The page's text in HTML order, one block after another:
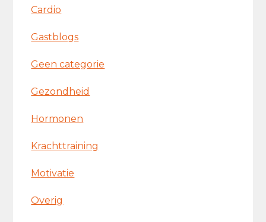
Cardio
Gastblogs
Geen categorie
Gezondheid
Hormonen
Krachttraining
Motivatie
Overig